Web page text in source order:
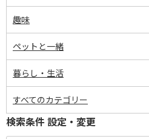
趣味
ペットと一緒
暮らし・生活
すべてのカテゴリー
検索条件 設定・変更